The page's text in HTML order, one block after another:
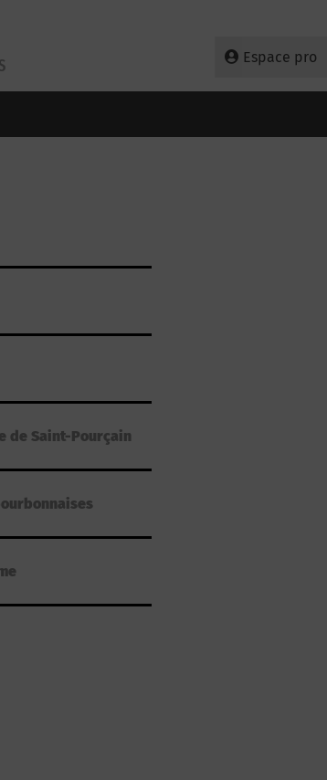
Espace pro
de Saint-Pourçain